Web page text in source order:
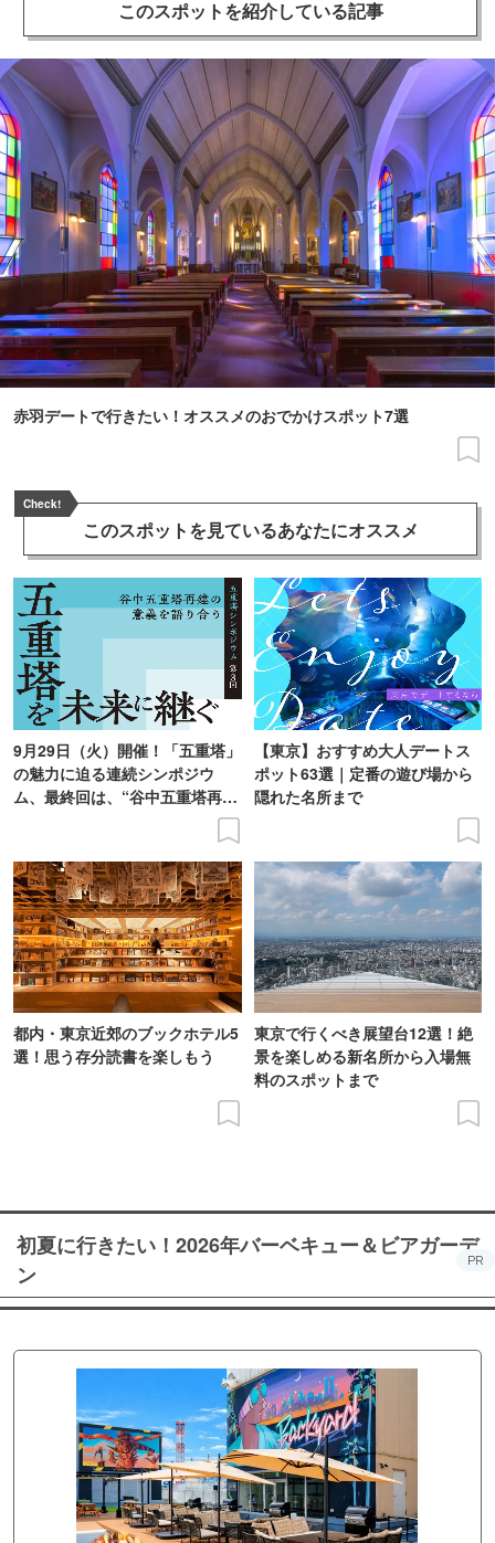
このスポットを紹介している記事
赤羽デートで行きたい！オススメのおでかけスポット7選
Check!
このスポットを見ているあなたにオススメ
9月29日（火）開催！「五重塔」
の魅力に迫る連続シンポジウ
ム、最終回は、“谷中五重塔再建
【東京】おすすめ大人デートス
ポット63選｜定番の遊び場から
隠れた名所まで
都内・東京近郊のブックホテル5
選！思う存分読書を楽しもう
東京で行くべき展望台12選！絶
景を楽しめる新名所から入場無
料のスポットまで
初夏に行きたい！2026年バーベキュー＆ビアガーデ
ン
PR